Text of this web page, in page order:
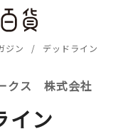
ジン デッドライン
クス 株式会社
イン